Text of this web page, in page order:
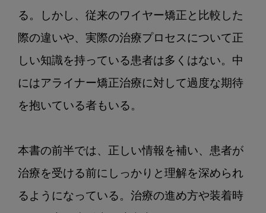
る。しかし、従来のワイヤー矯正と比較した
際の違いや、実際の治療プロセスについて正
しい知識を持っている患者は多くはない。中
にはアライナー矯正治療に対して過度な期待
を抱いている者もいる。
本書の前半では、正しい情報を補い、患者が
治療を受ける前にしっかりと理解を深められ
るようになっている。治療の進め方や装着時